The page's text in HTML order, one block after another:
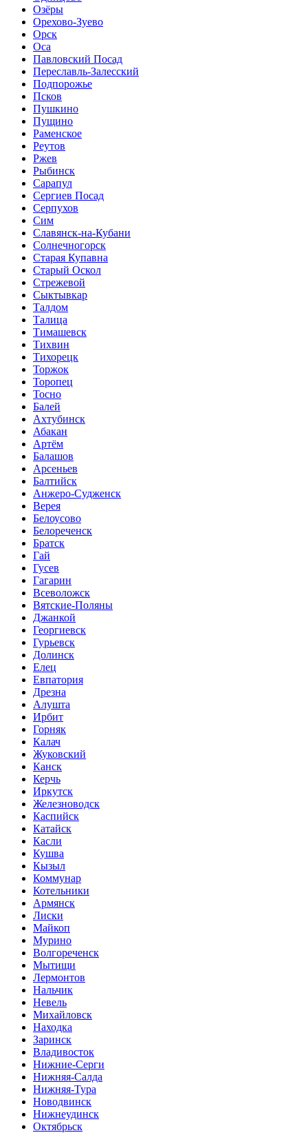
Озёры
Орехово-Зуево
Орск
Оса
Павловский Посад
Переславль-Залесский
Подпорожье
Псков
Пушкино
Пущино
Раменское
Реутов
Ржев
Рыбинск
Сарапул
Сергиев Посад
Серпухов
Сим
Славянск-на-Кубани
Солнечногорск
Старая Купавна
Старый Оскол
Стрежевой
Сыктывкар
Талдом
Талица
Тимашевск
Тихвин
Тихорецк
Торжок
Торопец
Тосно
Балей
Ахтубинск
Абакан
Артём
Балашов
Арсеньев
Балтийск
Анжеро-Судженск
Верея
Белоусово
Белореченск
Братск
Гай
Гусев
Гагарин
Всеволожск
Вятские-Поляны
Джанкой
Георгиевск
Гурьевск
Долинск
Елец
Евпатория
Дрезна
Алушта
Ирбит
Горняк
Калач
Жуковский
Канск
Керчь
Иркутск
Железноводск
Каспийск
Катайск
Касли
Кушва
Кызыл
Коммунар
Котельники
Армянск
Лиски
Майкоп
Мурино
Волгореченск
Мытищи
Лермонтов
Нальчик
Невель
Михайловск
Находка
Заринск
Владивосток
Нижние-Серги
Нижняя-Салда
Нижняя-Тура
Новодвинск
Нижнеудинск
Октябрьск